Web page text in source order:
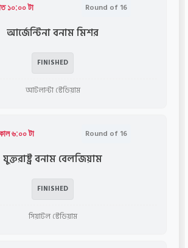
১০:০০ টা Round of 16
আর্জেন্টিনা বনাম মিশর
FINISHED
আটলান্টা স্টেডিয়াম
৬:০০ টা Round of 16
যুক্তরাষ্ট্র বনাম বেলজিয়াম
FINISHED
সিয়াটল স্টেডিয়াম